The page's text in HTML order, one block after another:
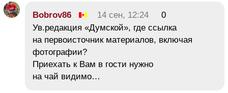
Bobrov86 14 сен, 12:24
0
Ув.редакция «Думской», где ссылка
на первоисточник материалов, включая
фотографии?
Приехать к Вам в гости нужно
на чай видимо…